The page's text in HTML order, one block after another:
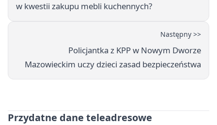
w kwestii zakupu mebli kuchennych?
Następny >>
Policjantka z KPP w Nowym Dworze
Mazowieckim uczy dzieci zasad bezpieczeństwa
Przydatne dane teleadresowe